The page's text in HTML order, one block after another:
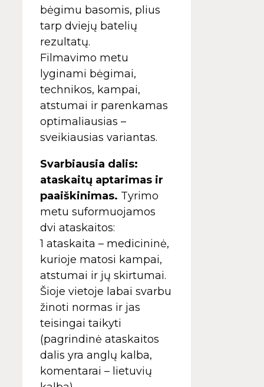
bėgimu basomis, plius
tarp dviejų batelių
rezultatų.
Filmavimo metu
lyginami bėgimai,
technikos, kampai,
atstumai ir parenkamas
optimaliausias –
sveikiausias variantas.
Svarbiausia dalis:
ataskaitų aptarimas ir
paaiškinimas. Tyrimo
metu suformuojamos
dvi ataskaitos:
1 ataskaita – medicininė,
kurioje matosi kampai,
atstumai ir jų skirtumai.
Šioje vietoje labai svarbu
žinoti normas ir jas
teisingai taikyti
(pagrindinė ataskaitos
dalis yra anglų kalba,
komentarai – lietuvių